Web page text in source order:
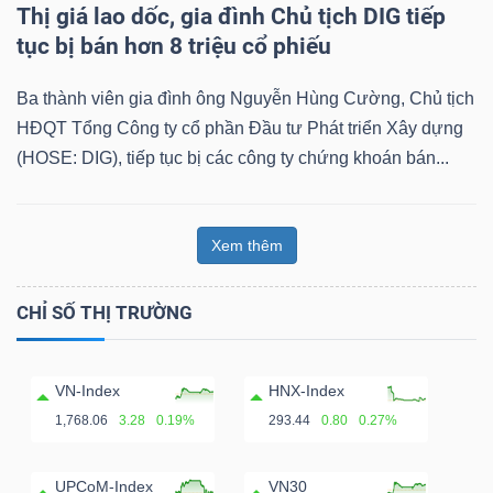
Thị giá lao dốc, gia đình Chủ tịch DIG tiếp
tục bị bán hơn 8 triệu cổ phiếu
Ba thành viên gia đình ông Nguyễn Hùng Cường, Chủ tịch
HĐQT Tổng Công ty cổ phần Đầu tư Phát triển Xây dựng
(HOSE: DIG), tiếp tục bị các công ty chứng khoán bán...
Xem thêm
CHỈ SỐ THỊ TRƯỜNG
VN-Index
1,768.06 3.28 0.19%
HNX-Index
293.44 0.80 0.27%
UPCoM-Index VN30
Dữ
liệu
tài